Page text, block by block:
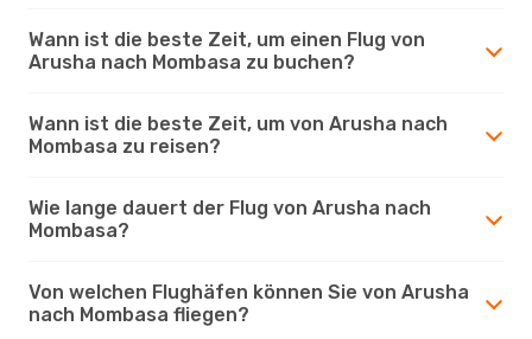
Wann ist die beste Zeit, um einen Flug von
Arusha nach Mombasa zu buchen?
Wann ist die beste Zeit, um von Arusha nach
Mombasa zu reisen?
Wie lange dauert der Flug von Arusha nach
Mombasa?
Von welchen Flughäfen können Sie von Arusha
nach Mombasa fliegen?